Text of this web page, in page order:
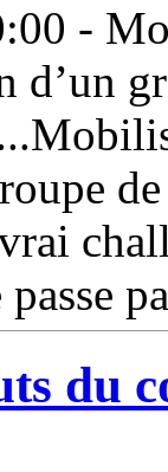
-
d’un
passe
du